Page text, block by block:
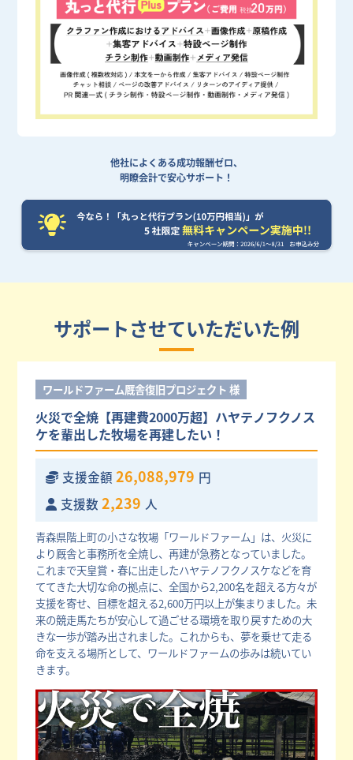
他社によくある成功報酬ゼロ、
明瞭会計で安心サポート！
サポートさせていただいた例
ワールドファーム厩舎復旧プロジェクト 様
火災で全焼【再建費2000万超】ハヤテノフクノス
ケを輩出した牧場を再建したい！
支援金額 26,088,979 円
支援数 2,239 人
青森県階上町の小さな牧場「ワールドファーム」は、火災に
より厩舎と事務所を全焼し、再建が急務となっていました。
これまで天皇賞・春に出走したハヤテノフクノスケなどを育
ててきた大切な命の拠点に、全国から2,200名を超える方々が
支援を寄せ、目標を超える2,600万円以上が集まりました。未
来の競走馬たちが安心して過ごせる環境を取り戻すための大
きな一歩が踏み出されました。これからも、夢を乗せて走る
命を支える場所として、ワールドファームの歩みは続いてい
きます。